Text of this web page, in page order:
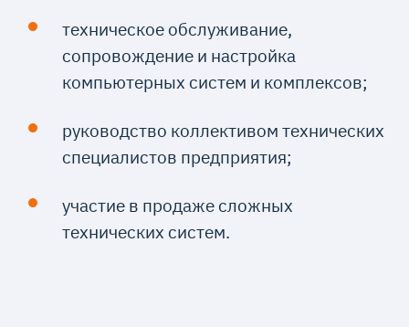
техническое обслуживание,
сопровождение и настройка
компьютерных систем и комплексов;
руководство коллективом технических
специалистов предприятия;
участие в продаже сложных
технических систем.